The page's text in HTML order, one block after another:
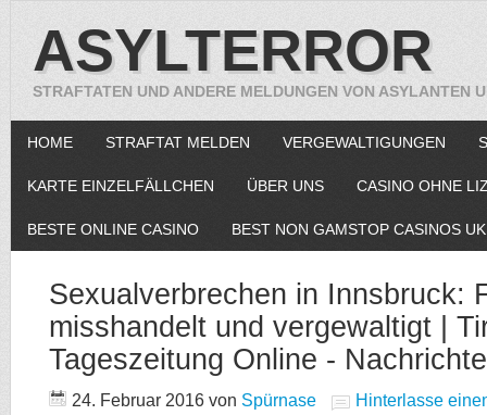
ASYLTERROR
STRAFTATEN UND ANDERE MELDUNGEN VON ASYLANTEN
HOME STRAFTAT MELDEN VERGEWALTIGUNGEN
KARTE EINZELFÄLLCHEN ÜBER UNS CASINO OHNE
BESTE ONLINE CASINO BEST NON GAMSTOP CASINOS UK
Sexualverbrechen in Innsbruck:
misshandelt und vergewaltigt |
Tageszeitung Online -
24. Februar 2016 von Spürnase Hinterlasse